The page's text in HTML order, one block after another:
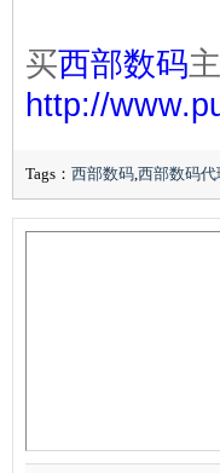
买西部数码
http://
Tags： 西部数码,西部数码代